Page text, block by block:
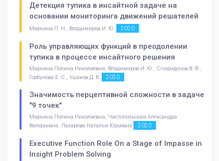
Детекция тупика в инсайтной задаче на
основании мониторинга движений решателей
Маркина П. Н., Владимиров И. Ю. 2020
Роль управляющих функций в преодолении
тупика в процессе инсайтного решения
Маркина Полина Николаевна, Владимиров И. Ю., Спиридонов В. Ф.,
Горбунова Е. С., Ушаков Д. В.
2020
Значимость перцептивной сложности в задаче
"9 точек"
Маркина Полина Николаевна, Чистопольская Александра
Валерьевна, Лазарева Наталья Юрьевна
2020
Executive Function Role On a Stage of Impasse in
Insight Problem Solving